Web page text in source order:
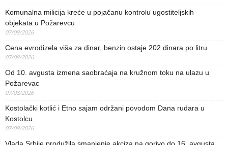
Komunalna milicija kreće u pojačanu kontrolu ugostiteljskih
objekata u Požarevcu
07/08/2026
Cena evrodizela viša za dinar, benzin ostaje 202 dinara po litru
07/08/2026
Od 10. avgusta izmena saobraćaja na kružnom toku na ulazu u
Požarevac
07/08/2026
Kostolački kotlić i Etno sajam održani povodom Dana rudara u
Kostolcu
07/08/2026